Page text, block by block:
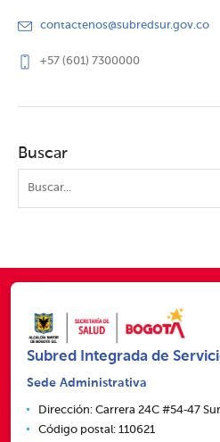
contactenos@subredsur.gov.co
+57 (601) 7300000
Buscar
Subred Integrada de
Sede Administrativa
Dirección: Carrera 24C #54‑47
Código postal: 110621